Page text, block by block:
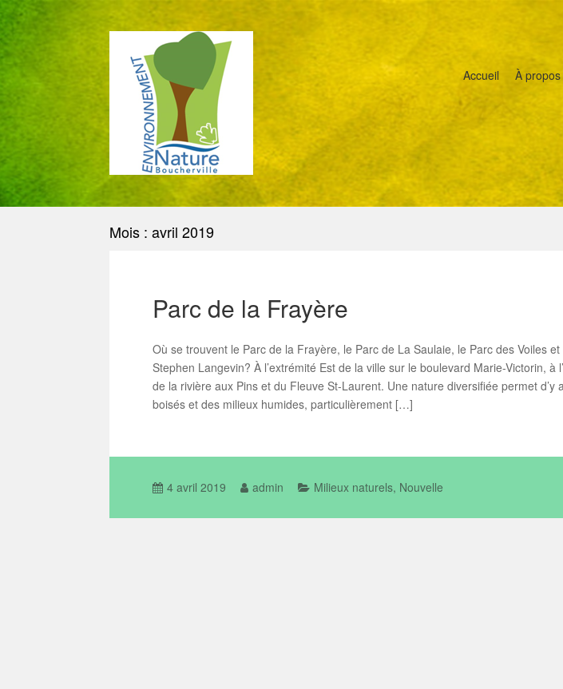
Accueil À propos
Mois : avril 2019
Parc de la Frayère
Où se trouvent le Parc de la Frayère, le Parc de La Saulaie, le Parc des Voiles et
Stephen Langevin? À l’extrémité Est de la ville sur le boulevard Marie-Victorin, à
de la rivière aux Pins et du Fleuve St-Laurent. Une nature diversifiée permet d’y
boisés et des milieux humides, particulièrement […]
4 avril 2019 admin Milieux naturels, Nouvelle